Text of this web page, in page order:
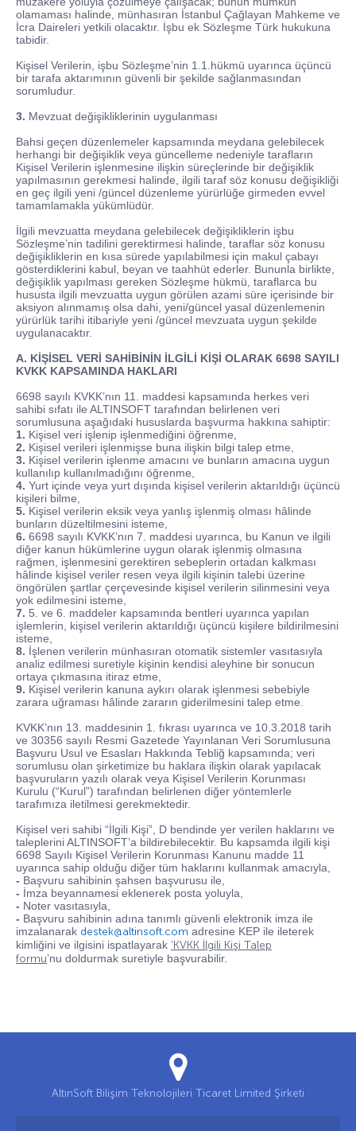
olamaması halinde, münhasıran İstanbul Çağlayan Mahkeme ve
İcra Daireleri yetkili olacaktır. İşbu ek Sözleşme Türk hukukuna
tabidir.
Kişisel Verilerin, işbu Sözleşme’nin 1.1.hükmü uyarınca üçüncü
bir tarafa aktarımının güvenli bir şekilde sağlanmasından
sorumludur.
3. Mevzuat değişikliklerinin uygulanması
Bahsi geçen düzenlemeler kapsamında meydana gelebilecek
herhangi bir değişiklik veya güncelleme nedeniyle tarafların
Kişisel Verilerin işlenmesine ilişkin süreçlerinde bir değişiklik
yapılmasının gerekmesi halinde, ilgili taraf söz konusu değişikliği
en geç ilgili yeni /güncel düzenleme yürürlüğe girmeden evvel
tamamlamakla yükümlüdür.
İlgili mevzuatta meydana gelebilecek değişikliklerin işbu
Sözleşme’nin tadilini gerektirmesi halinde, taraflar söz konusu
değişikliklerin en kısa sürede yapılabilmesi için makul çabayı
gösterdiklerini kabul, beyan ve taahhüt ederler. Bununla birlikte,
değişiklik yapılması gereken Sözleşme hükmü, taraflarca bu
hususta ilgili mevzuatta uygun görülen azami süre içerisinde bir
aksiyon alınmamış olsa dahi, yeni/güncel yasal düzenlemenin
yürürlük tarihi itibariyle yeni /güncel mevzuata uygun şekilde
uygulanacaktır.
A. KİŞİSEL VERİ SAHİBİNİN İLGİLİ KİŞİ OLARAK 6698 SAYILI
KVKK KAPSAMINDA HAKLARI
6698 sayılı KVKK’nın 11. maddesi kapsamında herkes veri
sahibi sıfatı ile ALTINSOFT tarafından belirlenen veri
sorumlusuna aşağıdaki hususlarda başvurma hakkına sahiptir:
1. Kişisel veri işlenip işlenmediğini öğrenme,
2. Kişisel verileri işlenmişse buna ilişkin bilgi talep etme,
3. Kişisel verilerin işlenme amacını ve bunların amacına uygun
kullanılıp kullanılmadığını öğrenme,
4. Yurt içinde veya yurt dışında kişisel verilerin aktarıldığı üçüncü
kişileri bilme,
5. Kişisel verilerin eksik veya yanlış işlenmiş olması hâlinde
bunların düzeltilmesini isteme,
6. 6698 sayılı KVKK’nın 7. maddesi uyarınca, bu Kanun ve ilgili
diğer kanun hükümlerine uygun olarak işlenmiş olmasına
rağmen, işlenmesini gerektiren sebeplerin ortadan kalkması
hâlinde kişisel veriler resen veya ilgili kişinin talebi üzerine
öngörülen şartlar çerçevesinde kişisel verilerin silinmesini veya
yok edilmesini isteme,
7. 5. ve 6. maddeler kapsamında bentleri uyarınca yapılan
işlemlerin, kişisel verilerin aktarıldığı üçüncü kişilere bildirilmesini
isteme,
8. İşlenen verilerin münhasıran otomatik sistemler vasıtasıyla
analiz edilmesi suretiyle kişinin kendisi aleyhine bir sonucun
ortaya çıkmasına itiraz etme,
9. Kişisel verilerin kanuna aykırı olarak işlenmesi sebebiyle
zarara uğraması hâlinde zararın giderilmesini talep etme.
KVKK’nın 13. maddesinin 1. fıkrası uyarınca ve 10.3.2018 tarih
ve 30356 sayılı Resmi Gazetede Yayınlanan Veri Sorumlusuna
Başvuru Usul ve Esasları Hakkında Tebliğ kapsamında; veri
sorumlusu olan şirketimize bu haklara ilişkin olarak yapılacak
başvuruların yazılı olarak veya Kişisel Verilerin Korunması
Kurulu (“Kurul”) tarafından belirlenen diğer yöntemlerle
tarafımıza iletilmesi gerekmektedir.
Kişisel veri sahibi “İlgili Kişi”, D bendinde yer verilen haklarını ve
taleplerini ALTINSOFT’a bildirebilecektir. Bu kapsamda ilgili kişi
6698 Sayılı Kişisel Verilerin Korunması Kanunu madde 11
uyarınca sahip olduğu diğer tüm haklarını kullanmak amacıyla,
- Başvuru sahibinin şahsen başvurusu ile,
- İmza beyannamesi eklenerek posta yoluyla,
- Noter vasıtasıyla,
- Başvuru sahibinin adına tanımlı güvenli elektronik imza ile
imzalanarak destek@altinsoft.com adresine KEP ile ileterek
kimliğini ve ilgisini ispatlayarak ‘KVKK İlgili Kişi Talep
formu’nu doldurmak suretiyle başvurabilir.
AltınSoft Bilişim Teknolojileri Ticaret Limited Şirketi